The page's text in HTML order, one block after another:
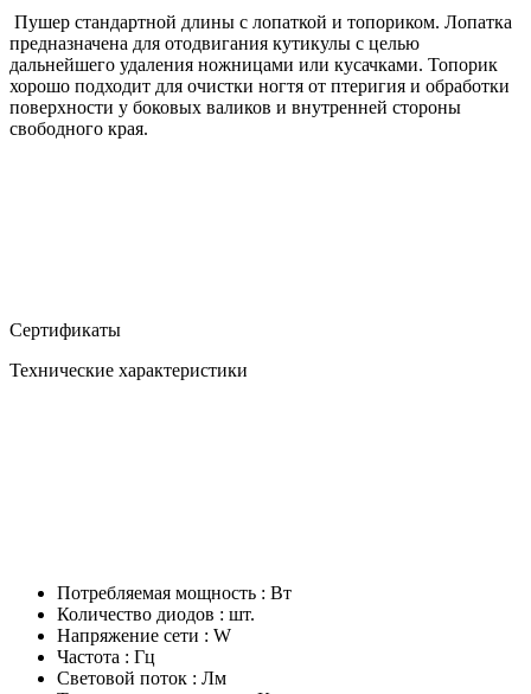
Пушер стандартной длины с лопаткой и топориком. Лопатка
предназначена для отодвигания кутикулы с целью
дальнейшего удаления ножницами или кусачками. Топорик
хорошо подходит для очистки ногтя от птеригия и обработки
поверхности у боковых валиков и внутренней стороны
свободного края.
Сертификаты
Технические характеристики
Потребляемая мощность : Вт
Количество диодов : шт.
Напряжение сети : W
Частота : Гц
Световой поток : Лм